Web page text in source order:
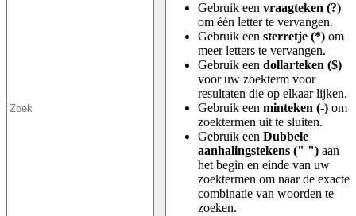
Gebruik een vraagteken (?)
om één letter te vervangen.
Gebruik een sterretje (*) om
meer letters te vervangen.
Gebruik een dollarteken ($)
voor uw zoekterm voor
resultaten die op elkaar lijken.
Gebruik een minteken (-) om
zoektermen uit te sluiten.
Gebruik een Dubbele
aanhalingstekens (" ") aan
het begin en einde van uw
zoektermen om naar de exacte
combinatie van woorden te
zoeken.